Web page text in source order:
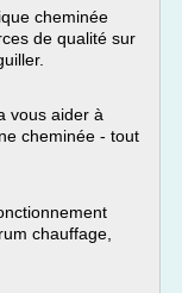
cheminée
de qualité sur
vous aider à
cheminée - tout
chauffage,